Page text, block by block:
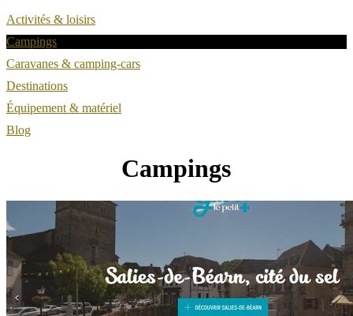
Activités & loisirs
Campings
Caravanes & camping-cars
Destinations
Équipement & matériel
Blog
Campings